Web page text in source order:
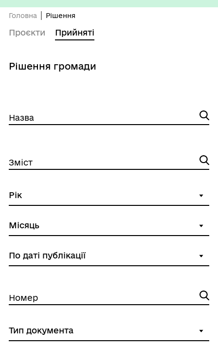
Головна Рішення
Проєкти Прийняті
Рішення громади
Назва
Зміст
Номер